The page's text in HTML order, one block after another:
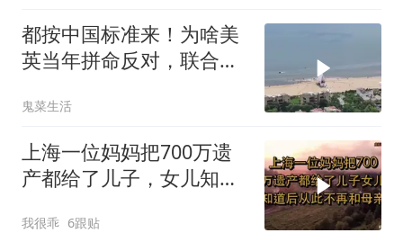
都按中国标准来！为啥美
英当年拼命反对，联合国
鬼菜生活
上海一位妈妈把700万遗
产都给了儿子，女儿知道
我很乖 6跟贴